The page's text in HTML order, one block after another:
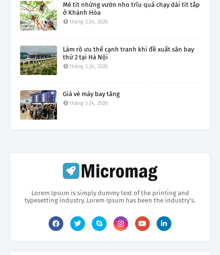
Mê tít những vườn nho trĩu quả chạy dài tít tắp
ở Khánh Hòa
tháng 3 24, 2026
Làm rõ ưu thế cạnh tranh khi đề xuất sân bay
thứ 2 tại Hà Nội
tháng 3 24, 2026
Giá vé máy bay tăng
tháng 3 24, 2026
Lorem Ipsum is simply dummy text of the printing and
typesetting industry. Lorem Ipsum has been the industry's.